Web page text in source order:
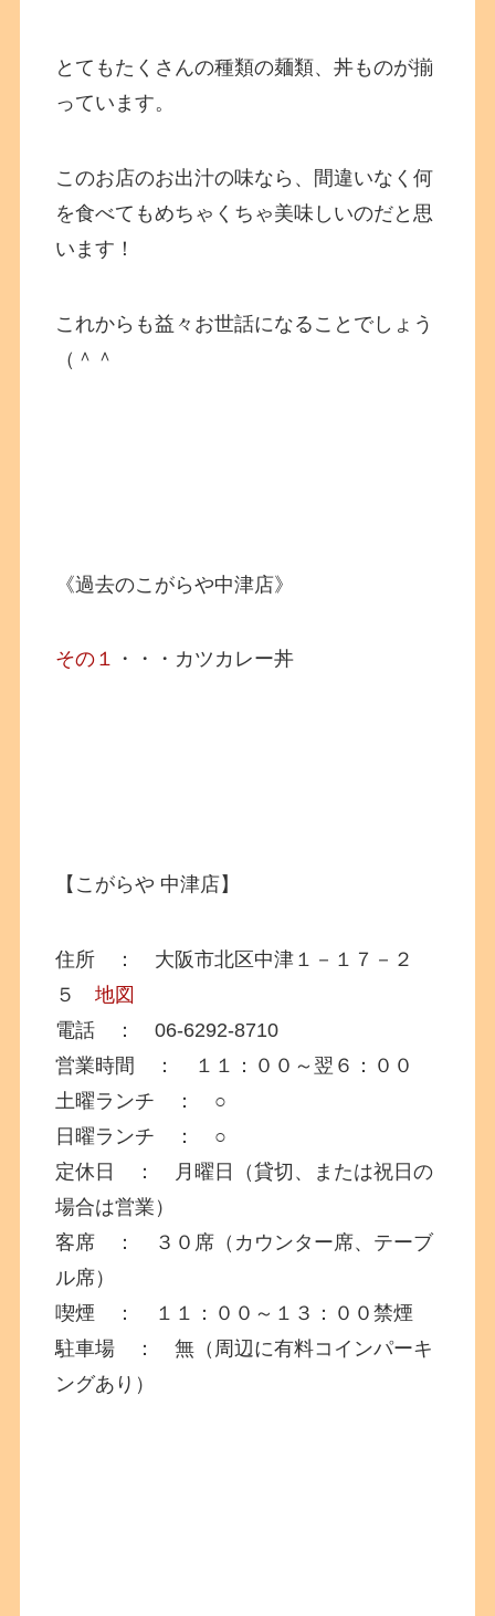
とてもたくさんの種類の麺類、丼ものが揃
っています。
このお店のお出汁の味なら、間違いなく何
を食べてもめちゃくちゃ美味しいのだと思
います！
これからも益々お世話になることでしょう
（＾＾
《過去のこがらや中津店》
その１ ・・・カツカレー丼
【こがらや 中津店】
住所 ： 大阪市北区中津１－１７－２
５地図
電話 ： 06-6292-8710
営業時間 ： １１：００～翌６：００
土曜ランチ ： ○
日曜ランチ ： ○
定休日 ： 月曜日（貸切、または祝日の
場合は営業）
客席 ： ３０席（カウンター席、テーブ
ル席）
喫煙 ： １１：００～１３：００禁煙
駐車場 ： 無（周辺に有料コインパーキ
ングあり）